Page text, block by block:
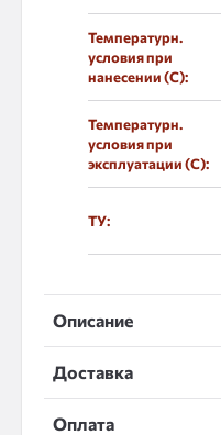
Температурн.
условия при
нанесении (С):
Температурн.
условия при
эксплуатации (С):
ТУ:
Описание
Доставка
Оплата